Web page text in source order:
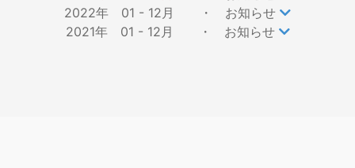
2022年 01 - 12月
・ お知らせ
2021年 01 - 12月
・ お知らせ